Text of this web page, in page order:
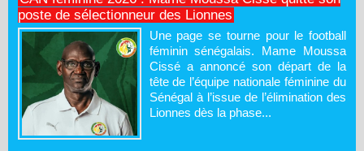
poste de sélectionneur des Lionnes
Une page se tourne pour le football
féminin sénégalais. Mame Moussa
Cissé a annoncé son départ de la
tête de l’équipe nationale féminine du
Sénégal à l’issue de l’élimination des
Lionnes dès la phase...